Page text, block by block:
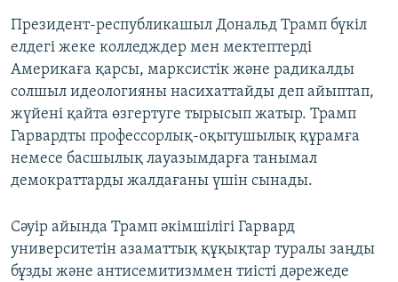
Президент-республикашыл Дональд Трамп бүкіл
елдегі жеке колледждер мен мектептерді
Америкаға қарсы, марксистік және радикалды
солшыл идеологияны насихаттайды деп айыптап,
жүйені қайта өзгертуге тырысып жатыр. Трамп
Гарвардты профессорлық-оқытушылық құрамға
немесе басшылық лауазымдарға танымал
демократтарды жалдағаны үшін сынады.
Сәуір айында Трамп әкімшілігі Гарвард
университетін азаматтық құқықтар туралы заңды
бұзды және антисемитизммен тиісті дәрежеде